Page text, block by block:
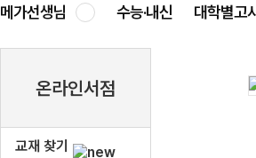
메가선생님 수능·내신 대학별고
온라인서점
교재 찾기